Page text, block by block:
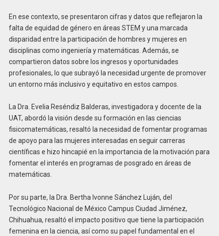
En ese contexto, se presentaron cifras y datos que reflejaron la
falta de equidad de género en áreas STEM y una marcada
disparidad entre la participación de hombres y mujeres en
disciplinas como ingeniería y matemáticas. Además, se
compartieron datos sobre los ingresos y oportunidades
profesionales, lo que subrayó la necesidad urgente de promover
un entorno más inclusivo y equitativo en estos campos.
La Dra. Evelia Reséndiz Balderas, investigadora y docente de la
UAT, abordó la visión desde su formación en las ciencias
fisicomatemáticas, resaltó la necesidad de fomentar programas
de apoyo para las mujeres interesadas en seguir carreras
científicas e hizo hincapié en la importancia de la motivación para
fomentar el interés en programas de posgrado en áreas de
matemáticas.
Por su parte, la Dra. Bertha Ivonne Sánchez Luján, del
Tecnológico Nacional de México Campus Ciudad Jiménez,
Chihuahua, resaltó el impacto positivo que tiene la participación
femenina en la ciencia, así como su papel fundamental en el